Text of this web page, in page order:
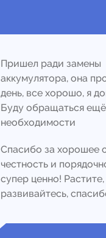
Пришел ради замены
аккумулятора, она
день, все хорошо, я
Буду обращаться
необходимости
Спасибо за хорошее
честность и
супер ценно! Растите,
развивайтесь,